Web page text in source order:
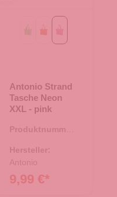
grünorangepink
Antonio Strand
Tasche Neon
XXL - pink
Produktnummer:
Hersteller:
Antonio
9,99 €*